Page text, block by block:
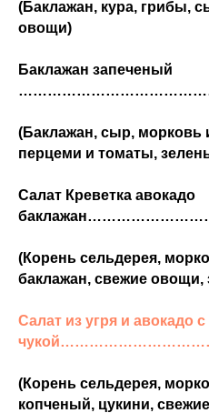
(Баклажан, кура, грибы,
овощи)
Баклажан запеченый
(Баклажан, сыр, морковь
перцеми и томаты,
Салат Креветка авокадо
(Корень сельдерея,
баклажан, свежие овощи,
Салат из угря и авокадо
(Корень сельдерея,
копченый, цукини,